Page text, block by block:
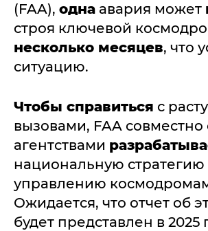
(FAA), одна авария может
строя ключевой
несколько месяцев, что
ситуацию.
Чтобы справиться с
вызовами, FAA совместно
агентствами
национальную стратегию
управлению
Ожидается, что отчет об
будет представлен в 2025